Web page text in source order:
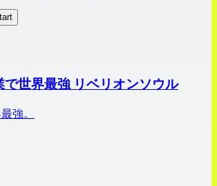
で世界最強 リベリオンソウル
強。